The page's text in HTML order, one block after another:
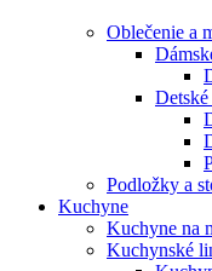
Oblečenie a
Podložky a
Kuchyne
Kuchyne na
Kuchynské